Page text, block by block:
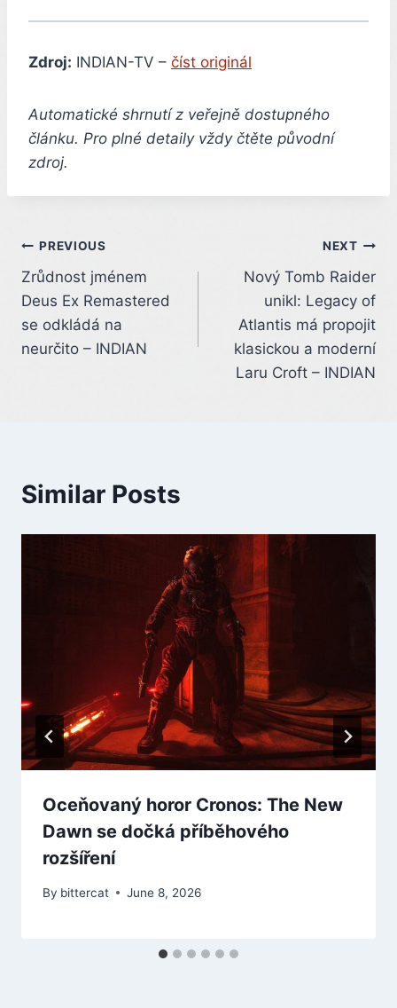
Zdroj: INDIAN-TV – číst originál
Automatické shrnutí z veřejně dostupného
článku. Pro plné detaily vždy čtěte původní
zdroj.
Post
navigation
PREVIOUS
Zrůdnost jménem
Deus Ex Remastered
se odkládá na
neurčito – INDIAN
NEXT
Nový Tomb Raider
unikl: Legacy of
Atlantis má propojit
klasickou a moderní
Laru Croft – INDIAN
Similar Posts
Oceňovaný horor Cronos: The New
Dawn se dočká příběhového
rozšíření
By bittercat June 8, 2026